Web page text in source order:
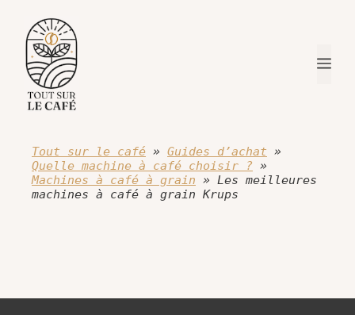
contenu
Tout sur le café » Guides d’achat »
Quelle machine à café choisir ? »
Machines à café à grain » Les meilleures
machines à café à grain Krups